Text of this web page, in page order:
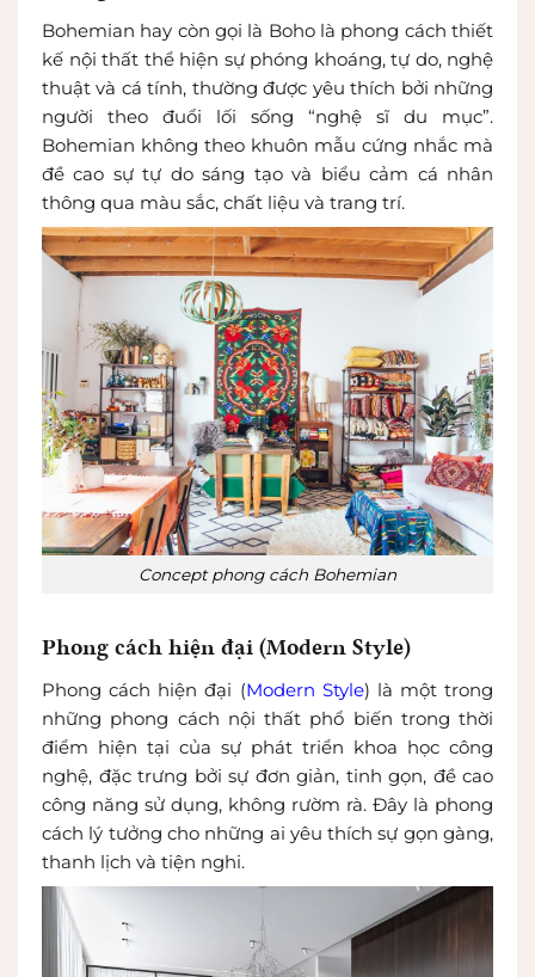
Bohemian hay còn gọi là Boho là phong cách thiết
kế nội thất thể hiện sự phóng khoáng, tự do, nghệ
thuật và cá tính, thường được yêu thích bởi những
người theo đuổi lối sống “nghệ sĩ du mục”.
Bohemian không theo khuôn mẫu cứng nhắc mà
đề cao sự tự do sáng tạo và biểu cảm cá nhân
thông qua màu sắc, chất liệu và trang trí.
Concept phong cách Bohemian
Phong cách hiện đại (Modern Style)
Phong cách hiện đại (Modern Style) là một trong
những phong cách nội thất phổ biến trong thời
điểm hiện tại của sự phát triển khoa học công
nghệ, đặc trưng bởi sự đơn giản, tinh gọn, đề cao
công năng sử dụng, không rườm rà. Đây là phong
cách lý tưởng cho những ai yêu thích sự gọn gàng,
thanh lịch và tiện nghi.